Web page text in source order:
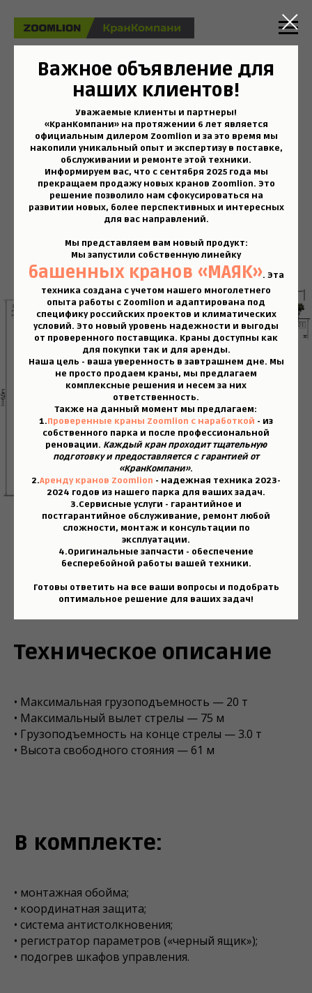
Важное объявление для
наших клиентов!
Уважаемые клиенты и партнеры!
«КранКомпани» на протяжении 6 лет является
официальным дилером Zoomlion и за это время мы
накопили уникальный опыт и экспертизу в поставке,
обслуживании и ремонте этой техники.
Информируем вас, что с сентября 2025 года мы
прекращаем продажу новых кранов Zoomlion. Это
решение позволило нам сфокусироваться на
развитии новых, более перспективных и интересных
для вас направлений.
Мы представляем вам новый продукт:
Мы запустили собственную линейку
башенных кранов «МАЯК». Эта
техника создана с учетом нашего многолетнего
опыта работы с Zoomlion и адаптирована под
специфику российских проектов и климатических
условий. Это новый уровень надежности и выгоды
от проверенного поставщика. Краны доступны как
для покупки так и для аренды.
Наша цель - ваша уверенность в завтрашнем дне. Мы
не просто продаем краны, мы предлагаем
комплексные решения и несем за них
ответственность.
Также на данный момент мы предлагаем:
1.Проверенные краны Zoomlion с наработкой - из
собственного парка и после профессиональной
реновации. Каждый кран проходит тщательную
подготовку и предоставляется с гарантией от
«КранКомпани».
2.Аренду кранов Zoomlion - надежная техника 2023-
2024 годов из нашего парка для ваших задач.
3.Сервисные услуги - гарантийное и
постгарантийное обслуживание, ремонт любой
сложности, монтаж и консультации по
эксплуатации.
4.Оригинальные запчасти - обеспечение
бесперебойной работы вашей техники.
Готовы ответить на все ваши вопросы и подобрать
оптимальное решение для ваших задач!
Башенный кран
ZOOMLION T7530-20
Узнать стоимость
Техническое описание
• Максимальная грузоподъемность — 20 т
• Максимальный вылет стрелы — 75 м
• Грузоподъемность на конце стрелы — 3.0 т
• Высота свободного стояния — 61 м
В комплекте:
• монтажная обойма;
• координатная защита;
• система антистолкновения;
• регистратор параметров («черный ящик»);
• подогрев шкафов управления.